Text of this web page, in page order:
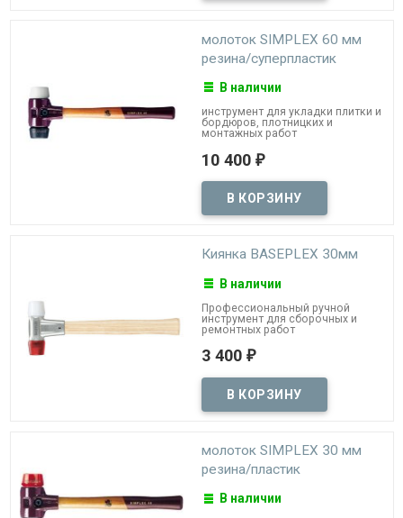
молоток SIMPLEX 60 мм
резина/суперпластик
В наличии
инструмент для укладки плитки и
бордюров, плотницких и
монтажных работ
10 400 ₽
Киянка BASEPLEX 30мм
В наличии
Профессиональный ручной
инструмент для сборочных и
ремонтных работ
3 400 ₽
молоток SIMPLEX 30 мм
резина/пластик
В наличии